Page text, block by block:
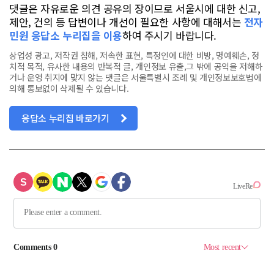
댓글은 자유로운 의견 공유의 장이므로 서울시에 대한 신고,
제안, 건의 등 답변이나 개선이 필요한 사항에 대해서는 전자
민원 응답소 누리집을 이용하여 주시기 바랍니다.
상업성 광고, 저작권 침해, 저속한 표현, 특정인에 대한 비방, 명예훼손, 정
치적 목적, 유사한 내용의 반복적 글, 개인정보 유출,그 밖에 공익을 저해하
거나 운영 취지에 맞지 않는 댓글은 서울특별시 조례 및 개인정보보호법에
의해 통보없이 삭제될 수 있습니다.
응답소 누리집 바로가기